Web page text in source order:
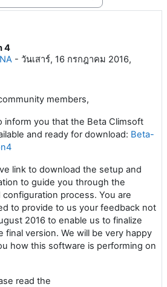
4
- วันเสาร์, 16 กรกฎาคม 2016,
members,
inform you that the Beta Climsoft
and ready for download: Beta-
link to download the setup and
to guide you through the
configuration process. You are
to provide to us your feedback not
2016 to enable us to finalize
final version. We will be very happy
how this software is performing on
read the